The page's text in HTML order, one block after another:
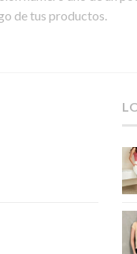
de tus productos.